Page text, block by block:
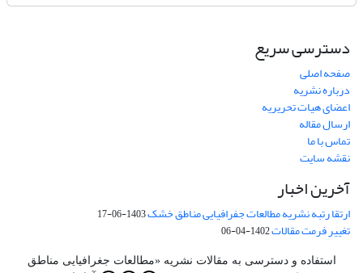
دسترسی سریع
صفحه اصلی
درباره نشریه
اعضای هیات تحریریه
ارسال مقاله
تماس با ما
نقشه سایت
آخرین اخبار
ارتقا رتبه نشریه مطالعات جفرافیایی مناطق خشک1403-06-17
تغییر فرمت مقالات1402-04-06
استفاده و دسترسی به مقالات نشریه «مطالعات جغرافیایی مناطق